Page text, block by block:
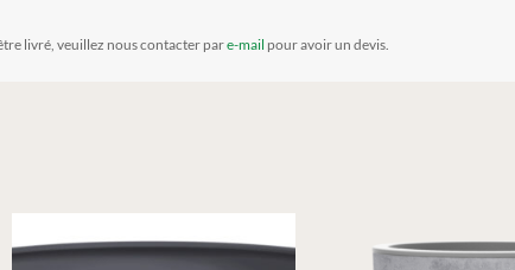
livré, veuillez nous contacter pare-mail pour avoir un devis.